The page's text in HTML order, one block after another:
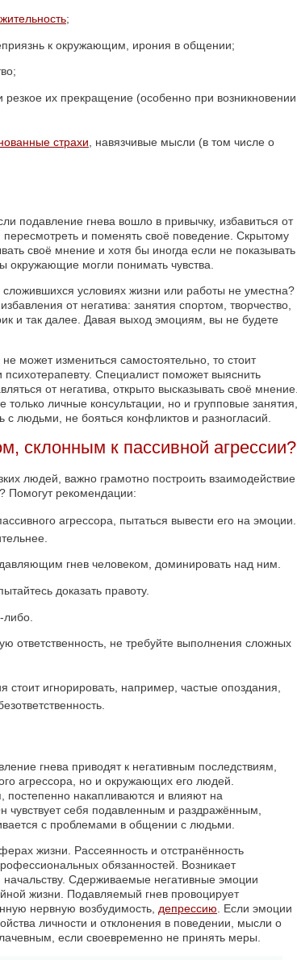
;
к окружающим, ирония в общении;
резкое их прекращение (особенно при возникновении
страхи , навязчивые мысли (в том числе о
подавление гнева вошло в привычку, избавиться от
и поменять своё поведение. Скрытому
своё мнение и хотя бы иногда если не показывать
окружающие могли понимать чувства.
сложившихся условиях жизни или работы не уместна?
от негатива: занятия спортом, творчество,
и так далее. Давая выход эмоциям, вы не будете
может измениться самостоятельно, то стоит
Специалист поможет выяснить
от негатива, открыто высказывать своё мнение.
личные консультации, но и групповые занятия,
людьми, не бояться конфликтов и разногласий.
склонным к пассивной агрессии?
людей, важно грамотно построить взаимодействие
Помогут рекомендации:
агрессора, пытаться вывести его на эмоции.
гнев человеком, доминировать над ним.
доказать правоту.
ответственность, не требуйте выполнения сложных
стоит игнорировать, например, частые опоздания,
гнева приводят к негативным последствиям,
агрессора, но и окружающих его людей.
постепенно накапливаются и влияют на
чувствует себя подавленным и раздражённым,
с проблемами в общении с людьми.
жизни. Рассеянность и отстранённость
обязанностей. Возникает
Сдерживаемые негативные эмоции
жизни. Подавляемый гнев провоцирует
нервную возбудимость, депрессию. Если эмоции
личности и отклонения в поведении, мысли о
если своевременно не принять меры.